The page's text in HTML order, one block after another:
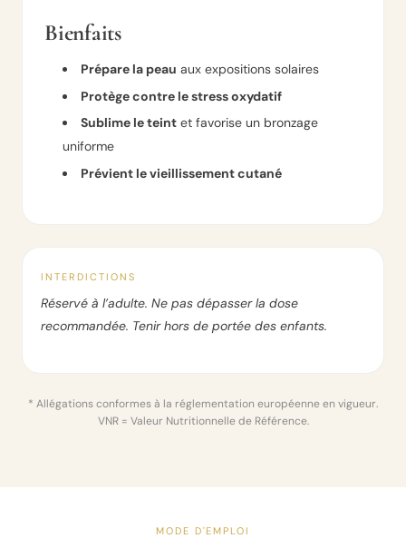
Bienfaits
Prépare la peau aux expositions solaires
Protège contre le stress oxydatif
Sublime le teint et favorise un bronzage
uniforme
Prévient le vieillissement cutané
INTERDICTIONS
Réservé à l’adulte. Ne pas dépasser la dose
recommandée. Tenir hors de portée des enfants.
* Allégations conformes à la réglementation européenne en vigueur.
VNR = Valeur Nutritionnelle de Référence.
MODE D'EMPLOI